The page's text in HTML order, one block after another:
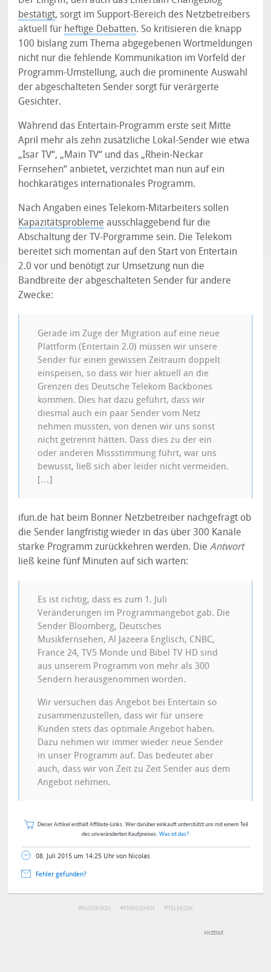
bestätigt, sorgt im Support-Bereich des Netzbetreibers
aktuell für heftige Debatten. So kritisieren die knapp
100 bislang zum Thema abgegebenen Wortmeldungen
nicht nur die fehlende Kommunikation im Vorfeld der
Programm-Umstellung, auch die prominente Auswahl
der abgeschalteten Sender sorgt für verärgerte
Gesichter.
Während das Entertain-Programm erste seit Mitte
April mehr als zehn zusätzliche Lokal-Sender wie etwa
„Isar TV“, „Main TV“ und das „Rhein-Neckar
Fernsehen“ anbietet, verzichtet man nun auf ein
hochkarätiges internationales Programm.
Nach Angaben eines Telekom-Mitarbeiters sollen
Kapazitätsprobleme ausschlaggebend für die
Abschaltung der TV-Porgramme sein. Die Telekom
bereitet sich momentan auf den Start von Entertain
2.0 vor und benötigt zur Umsetzung nun die
Bandbreite der abgeschalteten Sender für andere
Zwecke:
Gerade im Zuge der Migration auf eine neue
Plattform (Entertain 2.0) müssen wir unsere
Sender für einen gewissen Zeitraum doppelt
einspeisen, so dass wir hier aktuell an die
Grenzen des Deutsche Telekom Backbones
kommen. Dies hat dazu geführt, dass wir
diesmal auch ein paar Sender vom Netz
nehmen mussten, von denen wir uns sonst
nicht getrennt hätten. Dass dies zu der ein
oder anderen Missstimmung führt, war uns
bewusst, ließ sich aber leider nicht vermeiden.
[…]
ifun.de hat beim Bonner Netzbetreiber nachgefragt ob
die Sender langfristig wieder in das über 300 Kanäle
starke Programm zurückkehren werden. Die Antwort
ließ keine fünf Minuten auf sich warten:
Es ist richtig, dass es zum 1. Juli
Veränderungen im Programmangebot gab. Die
Sender Bloomberg, Deutsches
Musikfernsehen, Al Jazeera Englisch, CNBC,
France 24, TV5 Monde und Bibel TV HD sind
aus unserem Programm von mehr als 300
Sendern herausgenommen worden.
Wir versuchen das Angebot bei Entertain so
zusammenzustellen, dass wir für unsere
Kunden stets das optimale Angebot haben.
Dazu nehmen wir immer wieder neue Sender
in unser Programm auf. Das bedeutet aber
auch, dass wir von Zeit zu Zeit Sender aus dem
Angebot nehmen.
Dieser Artikel enthält Affiliate-Links. Wer darüber einkauft unterstützt uns mit einem Teil
des unveränderten Kaufpreises. Was ist das?
08. Juli 2015 um 14:25 Uhr von Nicolas
Fehler gefunden?
ENTERTAIN FERNSEHEN TELEKOM